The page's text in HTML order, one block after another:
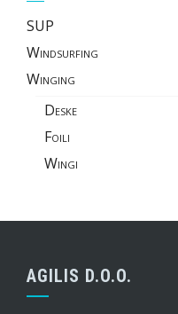
SUP
Windsurfing
Winging
Deske
Foili
Wingi
AGILIS D.O.O.